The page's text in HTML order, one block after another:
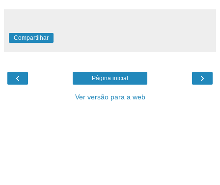
Compartilhar
‹ ›
Página inicial
Ver versão para a web